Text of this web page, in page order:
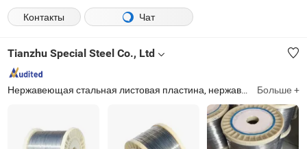
Контакты
Чат
Tianzhu Special Steel Co., Ltd
Больше +